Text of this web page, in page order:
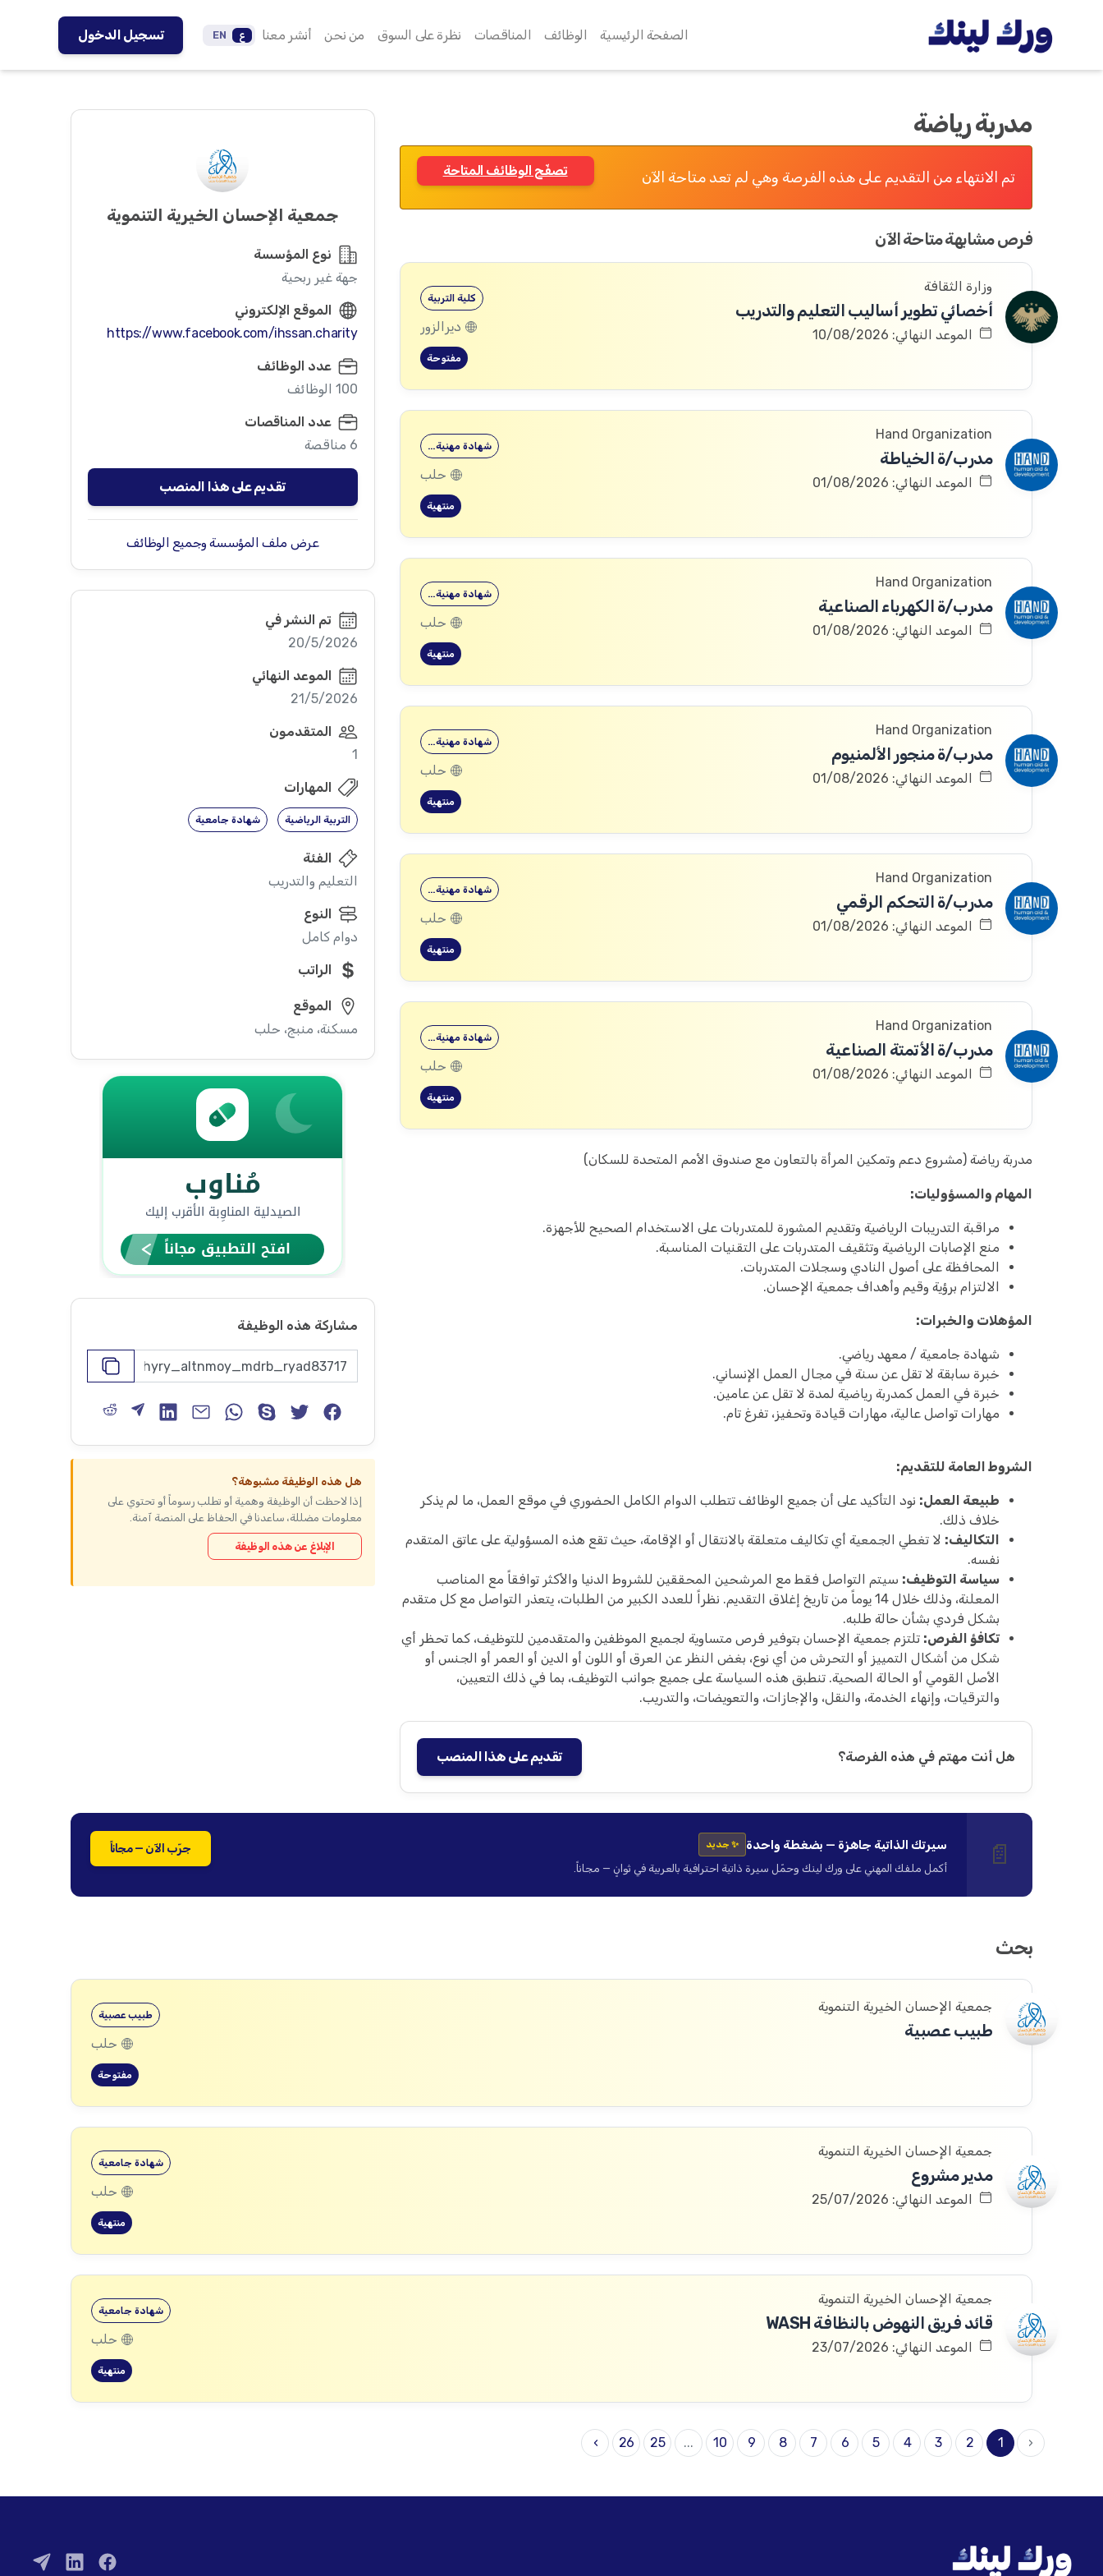
الصفحة الرئيسية الوظائف المناقصات نظرة على السوق من نحن أنشر معنا ع EN تسجيل الدخول
مدربة رياضة
تم الانتهاء من التقديم على هذه الفرصة وهي لم تعد متاحة الآن تصفّح الوظائف المتاحة
فرص مشابهة متاحة الآن
وزارة الثقافة
أخصائي تطوير أساليب التعليم والتدريب
الموعد النهائي: 10/08/2026
كلية التربية
ديرالزور
مفتوحة
Hand Organization
مدرب/ة الخياطة
الموعد النهائي: 01/08/2026
شهادة مهنية…
حلب
منتهية
Hand Organization
مدرب/ة الكهرباء الصناعية
الموعد النهائي: 01/08/2026
شهادة مهنية…
حلب
منتهية
Hand Organization
مدرب/ة منجور الألمنيوم
الموعد النهائي: 01/08/2026
شهادة مهنية…
حلب
منتهية
Hand Organization
مدرب/ة التحكم الرقمي
الموعد النهائي: 01/08/2026
شهادة مهنية…
حلب
منتهية
Hand Organization
مدرب/ة الأتمتة الصناعية
الموعد النهائي: 01/08/2026
شهادة مهنية…
حلب
منتهية
مدربة رياضة (مشروع دعم وتمكين المرأة بالتعاون مع صندوق الأمم المتحدة للسكان)
المهام والمسؤوليات:
مراقبة التدريبات الرياضية وتقديم المشورة للمتدربات على الاستخدام الصحيح للأجهزة.
منع الإصابات الرياضية وتثقيف المتدربات على التقنيات المناسبة.
المحافظة على أصول النادي وسجلات المتدربات.
الالتزام برؤية وقيم وأهداف جمعية الإحسان.
المؤهلات والخبرات:
شهادة جامعية / معهد رياضي.
خبرة سابقة لا تقل عن سنة في مجال العمل الإنساني.
خبرة في العمل كمدربة رياضية لمدة لا تقل عن عامين.
مهارات تواصل عالية، مهارات قيادة وتحفيز، تفرغ تام.
الشروط العامة للتقديم:
طبيعة العمل: نود التأكيد على أن جميع الوظائف تتطلب الدوام الكامل الحضوري في موقع العمل، ما لم يذكر
خلاف ذلك.
التكاليف: لا تغطي الجمعية أي تكاليف متعلقة بالانتقال أو الإقامة، حيث تقع هذه المسؤولية على عاتق المتقدم
نفسه.
سياسة التوظيف: سيتم التواصل فقط مع المرشحين المحققين للشروط الدنيا والأكثر توافقاً مع المناصب
المعلنة، وذلك خلال 14 يوماً من تاريخ إغلاق التقديم. نظراً للعدد الكبير من الطلبات، يتعذر التواصل مع كل متقدم
بشكل فردي بشأن حالة طلبه.
تكافؤ الفرص: تلتزم جمعية الإحسان بتوفير فرص متساوية لجميع الموظفين والمتقدمين للتوظيف، كما تحظر أي
شكل من أشكال التمييز أو التحرش من أي نوع، بغض النظر عن العرق أو اللون أو الدين أو العمر أو الجنس أو
الأصل القومي أو الحالة الصحية. تنطبق هذه السياسة على جميع جوانب التوظيف، بما في ذلك التعيين،
والترقيات، وإنهاء الخدمة، والنقل، والإجازات، والتعويضات، والتدريب.
هل أنت مهتم في هذه الفرصة؟ تقديم على هذا المنصب
جمعية الإحسان الخيرية التنموية
نوع المؤسسة
جهة غير ربحية
الموقع الإلكتروني
https://www.facebook.com/ihssan.charity
عدد الوظائف
100 الوظائف
عدد المناقصات
6 مناقصة
تقديم على هذا المنصب
عرض ملف المؤسسة وجميع الوظائف
تم النشر في
20/5/2026
الموعد النهائي
21/5/2026
المتقدمون
1
المهارات
التربية الرياضية شهادة جامعية
الفئة
التعليم والتدريب
النوع
دوام كامل
الراتب
الموقع
مسكنة، منبج، حلب
مشاركة هذه الوظيفة
هل هذه الوظيفة مشبوهة؟
إذا لاحظت أن الوظيفة وهمية أو تطلب رسوماً أو تحتوي على
معلومات مضللة، ساعدنا في الحفاظ على المنصة آمنة.
الإبلاغ عن هذه الوظيفة
📄 سيرتك الذاتية جاهزة — بضغطة واحدة ✨ جديد
أكمل ملفك المهني على ورك لينك وحمّل سيرة ذاتية احترافية بالعربية في ثوانٍ — مجاناً.
جرّب الآن — مجاناً
بحث
جمعية الإحسان الخيرية التنموية
طبيب عصبية
طبيب عصبية
حلب
مفتوحة
جمعية الإحسان الخيرية التنموية
مدير مشروع
الموعد النهائي: 25/07/2026
شهادة جامعية
حلب
منتهية
جمعية الإحسان الخيرية التنموية
قائد فريق النهوض بالنظافة WASH
الموعد النهائي: 23/07/2026
شهادة جامعية
حلب
منتهية
‹
1
2
3
4
5
6
7
8
9
10
...
25
26
›